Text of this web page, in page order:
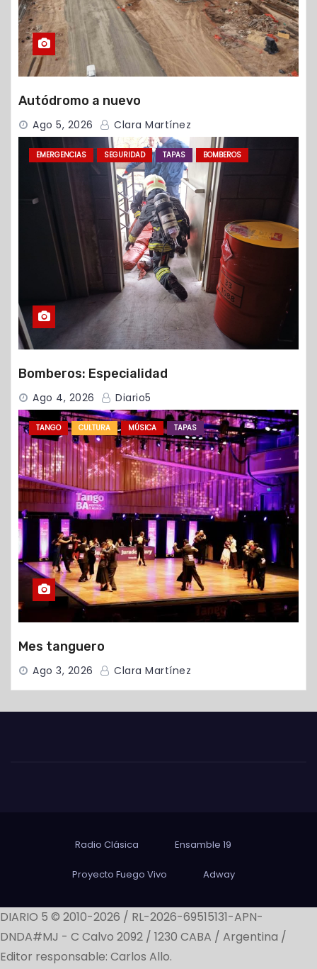
Autódromo a nuevo
Ago 5, 2026 Clara Martínez
EMERGENCIAS SEGURIDAD TAPAS BOMBEROS
Bomberos: Especialidad
Ago 4, 2026 Diario5
TANGO CULTURA MÚSICA TAPAS
Mes tanguero
Ago 3, 2026 Clara Martínez
Radio Clásica Ensamble 19
Proyecto Fuego Vivo Adway
DIARIO 5 © 2010-2026 / RL-2026-69515131-APN-
DNDA#MJ - C Calvo 2092 / 1230 CABA / Argentina /
Editor responsable: Carlos Allo.